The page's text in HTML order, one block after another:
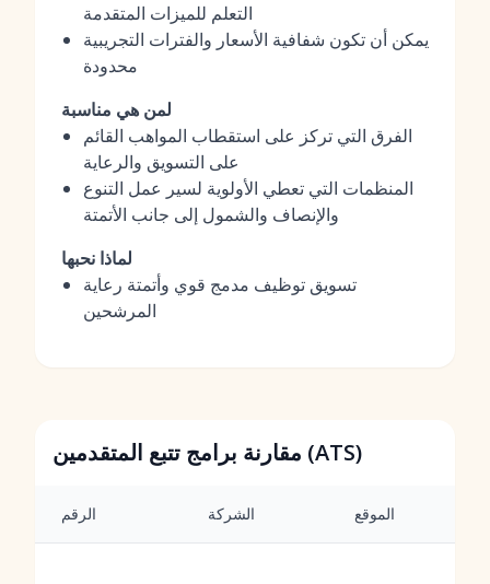
التعلم للميزات المتقدمة
يمكن أن تكون شفافية الأسعار والفترات التجريبية
محدودة
لمن هي مناسبة
الفرق التي تركز على استقطاب المواهب القائم
على التسويق والرعاية
المنظمات التي تعطي الأولوية لسير عمل التنوع
والإنصاف والشمول إلى جانب الأتمتة
لماذا نحبها
تسويق توظيف مدمج قوي وأتمتة رعاية
المرشحين
مقارنة برامج تتبع المتقدمين (ATS)
الرقم الشركة الموقع